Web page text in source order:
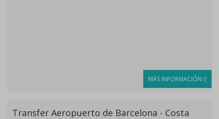
MÁS INFORMACIÓN
Transfer Aeropuerto de Barcelona - Costa